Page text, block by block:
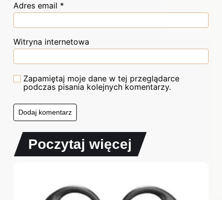
Adres email *
Witryna internetowa
Zapamiętaj moje dane w tej przeglądarce
podczas pisania kolejnych komentarzy.
Poczytaj więcej